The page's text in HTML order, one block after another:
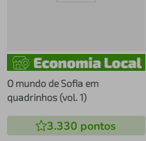
O mundo de Sofia em
quadrinhos (vol. 1)
3.330 pontos